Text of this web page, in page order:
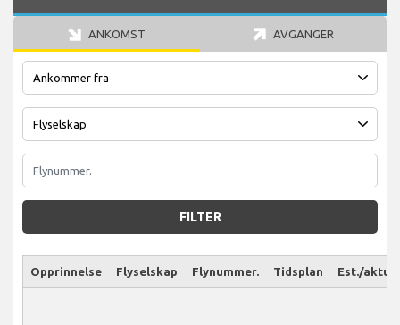
ANKOMST AVGANGER
FILTER
Opprinnelse Flyselskap Flynummer. Tidsplan Est./